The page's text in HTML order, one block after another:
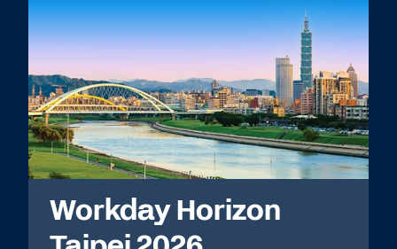
Workday Horizon